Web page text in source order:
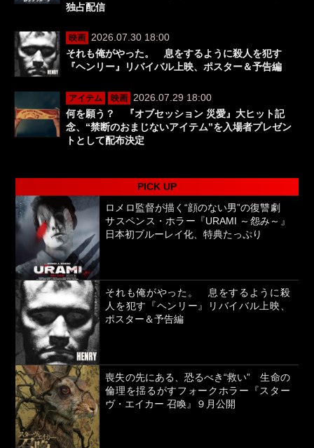
独占配信
映画
2026.07.30 18:00
それも俺がやった。 息をするように殺人を犯す
『ヘンリー』リバイバル上映、ポスター＆予告編
アイテム 映画
2026.07.29 18:00
何を願う？ 『オブセッション 災愛』大ヒット記
念、“禁断のおまじないアイテム”を入場者プレゼン
トとして配布決定
PICK UP
ロメロ監督が描く“顔のない男”の復讐劇
サスペンス・ホラー『URAMI ～怨み～』
日本初ブルーレイ化、特典たっぷり
それも俺がやった。 息をするように殺
人を犯す『ヘンリー』リバイバル上映、
ポスター＆予告編
喪失の先にある、恐るべき“救い” 生命の
倫理を揺るがすフォークホラー『スター
ヴ・エイカー 召喚』９月公開